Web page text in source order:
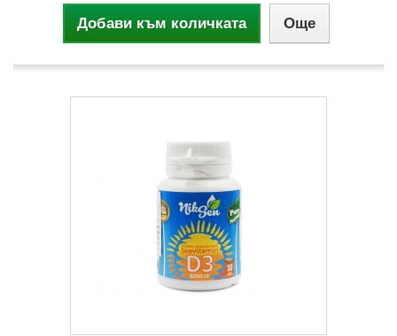
Добави към количката Още